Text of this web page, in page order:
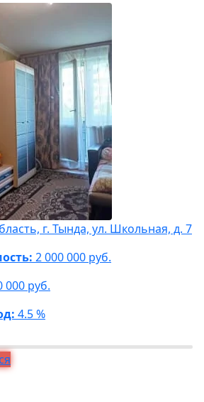
г. Тында, ул. Школьная, д. 7
2 000 000 руб.
000 руб.
4.5 %